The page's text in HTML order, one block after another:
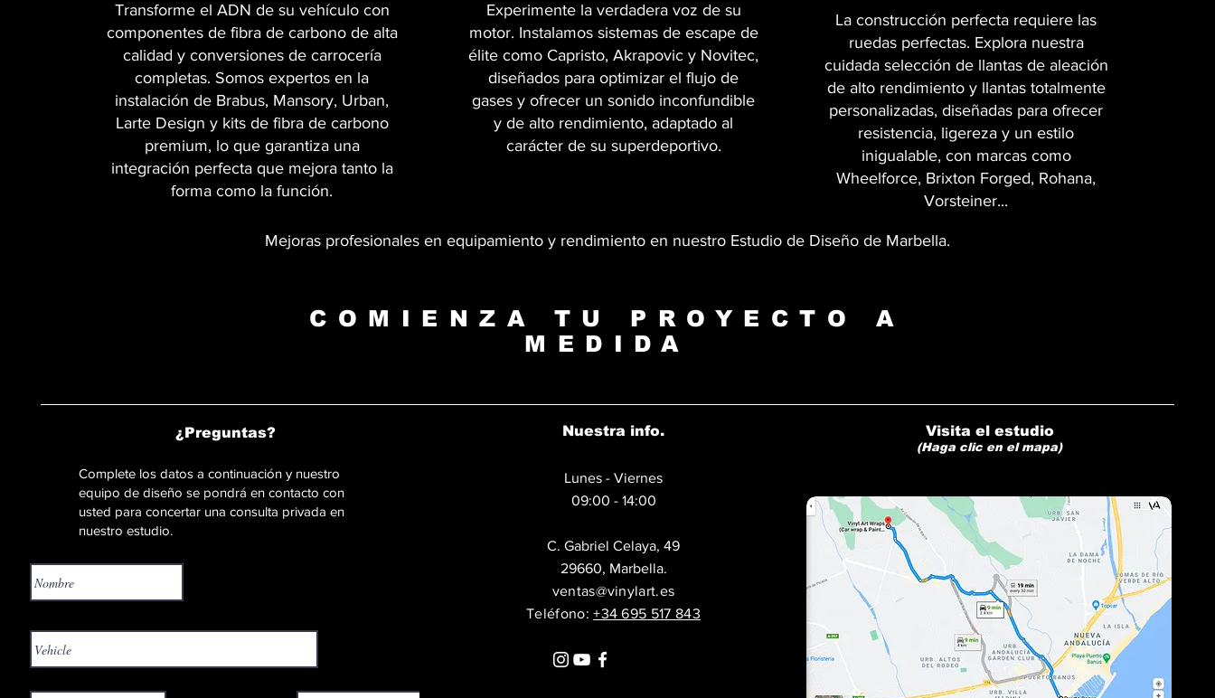
Transforme el ADN de su vehículo con
componentes de fibra de carbono de alta
calidad y conversiones de carrocería
completas. Somos expertos en la
instalación de Brabus, Mansory, Urban,
Larte Design y kits de fibra de carbono
premium, lo que garantiza una
integración perfecta que mejora tanto la
forma como la función.
Experimente la verdadera voz de su
motor. Instalamos sistemas de escape de
élite como Capristo, Akrapovic y Novitec,
diseñados para optimizar el flujo de
gases y ofrecer un sonido inconfundible
y de alto rendimiento, adaptado al
carácter de su superdeportivo.
La construcción perfecta requiere las
ruedas perfectas. Explora nuestra
cuidada selección de llantas de aleación
de alto rendimiento y llantas totalmente
personalizadas, diseñadas para ofrecer
resistencia, ligereza y un estilo
inigualable, con marcas como
Wheelforce, Brixton Forged, Rohana,
Vorsteiner...
Mejoras profesionales en equipamiento y rendimiento en nuestro Estudio de Diseño de Marbella.
COMIENZA TU PROYECTO A
MEDIDA
¿Preguntas?
Complete los datos a continuación y nuestro
equipo de diseño se pondrá en contacto con
usted para concertar una consulta privada en
nuestro estudio.
Nuestra info.
Lunes - Viernes
09:00 - 14:00
C. Gabriel Celaya, 49
29660, Marbella.
ventas@vinylart.es
Teléfono:+34 695 517 843
Visita el estudio
(Haga clic en el mapa)